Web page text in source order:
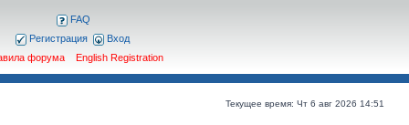
FAQ
Регистрация
Вход
форума
English Registration
Текущее время: Чт 6 авг 2026 14:51